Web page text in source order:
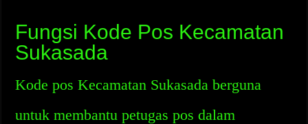
Fungsi Kode Pos Kecamatan
Sukasada
Kode pos Kecamatan Sukasada berguna
untuk membantu petugas pos dalam